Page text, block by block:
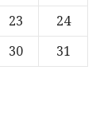
23
24
30
31